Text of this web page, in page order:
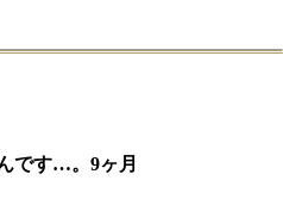
です…。9ヶ月